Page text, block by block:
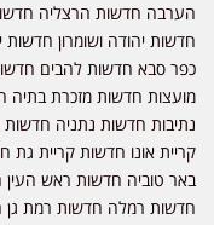
הערבה חדשות הרצליה חדשות
חדשות יהודה ושומרון
כפר סבא חדשות להבים
מועצות חדשות מזכרת בתיה
נתיבות חדשות נתניה
קריית אונו חדשות קריית גת
באר טוביה חדשות ראש העין
חדשות רמלה חדשות רמת